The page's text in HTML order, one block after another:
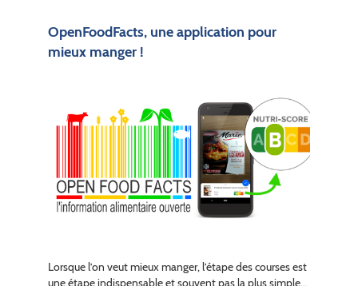
OpenFoodFacts, une application pour
mieux manger !
Lorsque l’on veut mieux manger, l’étape des courses est
une étape indispensable et souvent pas la plus simple…